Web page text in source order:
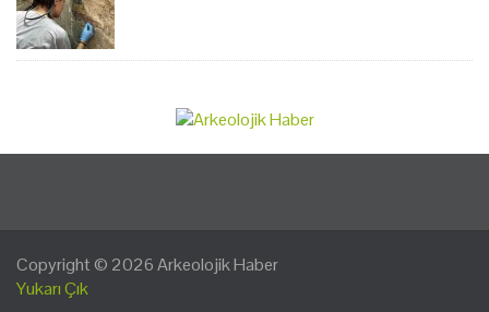
Copyright © 2026Arkeolojik Haber
Yukarı Çık